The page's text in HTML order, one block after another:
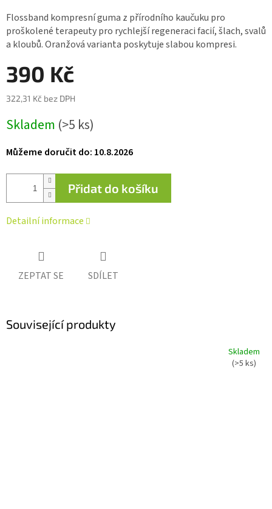
produktu
0,0
z 5
Flossband kompresní guma z přírodního kaučuku pro
proškolené terapeuty pro rychlejší regeneraci facií, šlach, svalů
a kloubů. Oranžová varianta poskytuje slabou kompresi.
390 Kč
322,31 Kč bez DPH
cena:
Skladem (>5 ks)
Můžeme doručit do: 10.8.2026
Přidat do košíku
Detailní informace
ZEPTAT SE SDÍLET
Související produkty
Skladem
(>5 ks)